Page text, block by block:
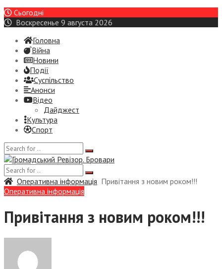
Сьогодні
Воскресенье 9 августа 2026
Головна
Війна
Новини
Події
Суспiльство
Анонси
Відео
Дайджест
Культура
Спорт
Оперативна інформація Привітання з новим роком!!!
Оперативна інформація
Привітання з новим роком!!!